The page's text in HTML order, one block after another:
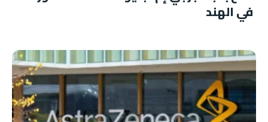
في الهند